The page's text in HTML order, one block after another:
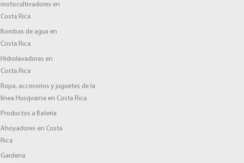
motocultivadores en
Costa Rica
Bombas de agua en
Costa Rica
Hidrolavadoras en
Costa Rica
Ropa, accesorios y juguetes de la
línea Husqvarna en Costa Rica
Productos a Batería
Ahoyadores en Costa
Rica
Gardena